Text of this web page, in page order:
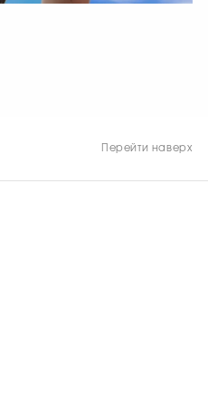
Перейти наверх